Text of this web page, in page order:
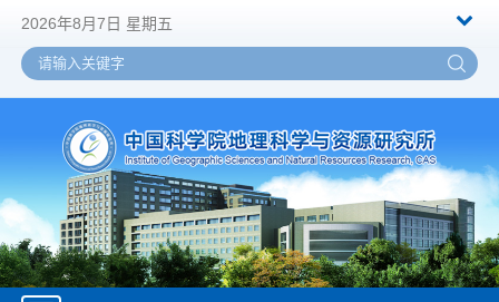
2026年8月7日 星期五